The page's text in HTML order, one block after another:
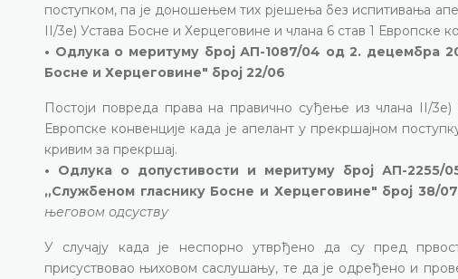
поступком, па је доношењем тих рјешења без испитивања
II/3е) Устава Босне и Херцеговине и члана 6 став 1 Европске
• Одлука о меритуму број АП-1087/04 од 2. децембра
Босне и Херцеговине" број 22/06
Постоји повреда права на правично суђење из члана II/
Европске конвенције када је апелант у прекршајном
кривим за прекршај.
• Одлука о допустивости и меритуму број АП-2255/
„Службеном гласнику Босне и Херцеговине" број 38/
његовом одсуству
У случају када је неспорно утврђено да су пред
присуствовао њиховом саслушању, те да је одређено и